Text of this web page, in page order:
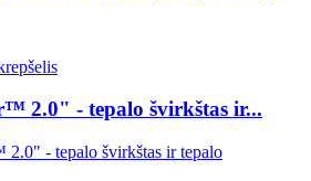
2.0" - tepalo švirkštas ir...